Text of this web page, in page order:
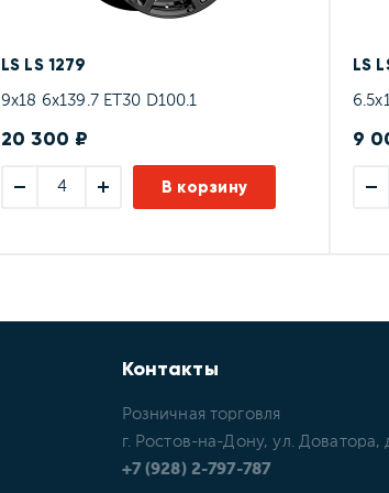
LS LS 1279
9x18 6x139.7 ET30 D100.1
20 300 ₽
В корзину
LS
9
Контакты
Розничная торговля
г. Ростов-на-Дону, ул. Доватора,
+7 (928) 2-797-787